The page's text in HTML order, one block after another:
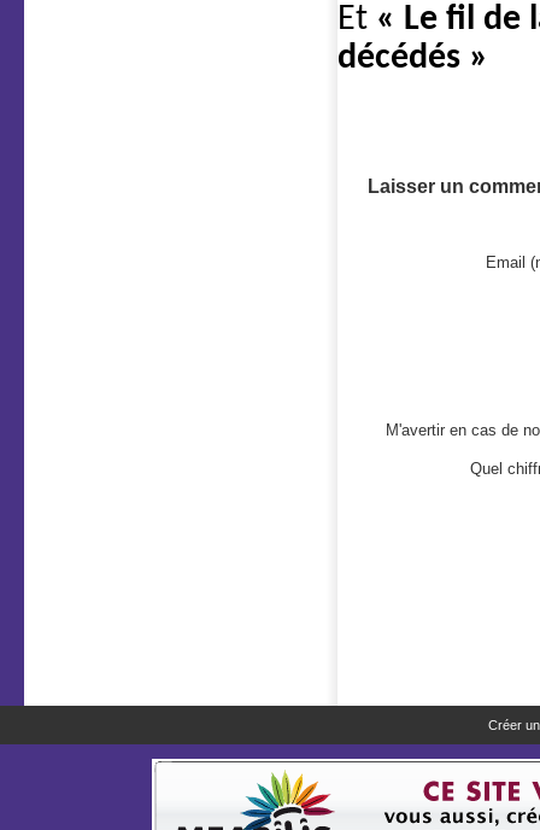
Et « Le fil de
décédés »
Laisser un
Email
M'avertir en cas de
Quel
Créer